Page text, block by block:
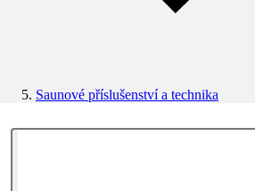
Saunové příslušenství a technika